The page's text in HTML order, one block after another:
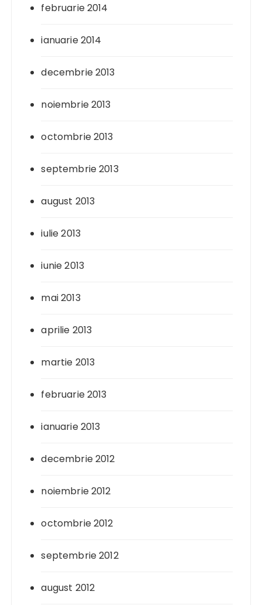
februarie 2014
ianuarie 2014
decembrie 2013
noiembrie 2013
octombrie 2013
septembrie 2013
august 2013
iulie 2013
iunie 2013
mai 2013
aprilie 2013
martie 2013
februarie 2013
ianuarie 2013
decembrie 2012
noiembrie 2012
octombrie 2012
septembrie 2012
august 2012